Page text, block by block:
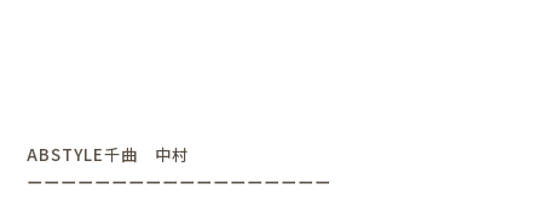
ABSTYLE千曲 中村
ーーーーーーーーーーーーーーーーーー